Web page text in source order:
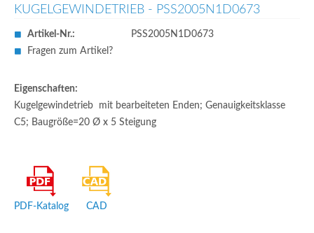
KUGELGEWINDETRIEB - PSS2005N1D0673
Artikel-Nr.:
PSS2005N1D0673
Fragen zum Artikel?
Eigenschaften:
Kugelgewindetrieb  mit bearbeiteten Enden; Genauigkeitsklasse
C5; Baugröße=20 Ø x 5 Steigung
PDF-Katalog CAD